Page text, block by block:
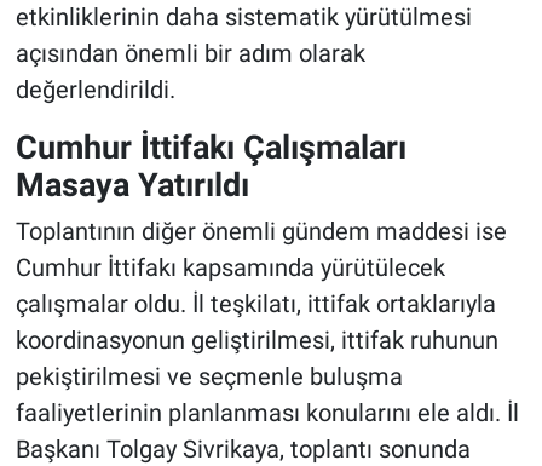
etkinliklerinin daha sistematik yürütülmesi
açısından önemli bir adım olarak
değerlendirildi.
Cumhur İttifakı Çalışmaları
Masaya Yatırıldı
Toplantının diğer önemli gündem maddesi ise
Cumhur İttifakı kapsamında yürütülecek
çalışmalar oldu. İl teşkilatı, ittifak ortaklarıyla
koordinasyonun geliştirilmesi, ittifak ruhunun
pekiştirilmesi ve seçmenle buluşma
faaliyetlerinin planlanması konularını ele aldı. İl
Başkanı Tolgay Sivrikaya, toplantı sonunda